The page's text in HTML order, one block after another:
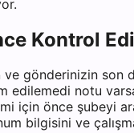
Kontrol
ve gönderinizin
edilemedi notu
için önce şubeyi
bilgisini ve